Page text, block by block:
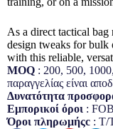
As a direct tactical
design tweaks for
with this reliable,
MOQ : 200, 500,
παραγγελίας είναι
Δυνατότητα
Εμπορικοί όροι :
Όροι πληρωμήςc : T/